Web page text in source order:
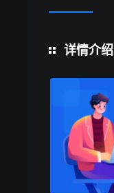
详情介绍